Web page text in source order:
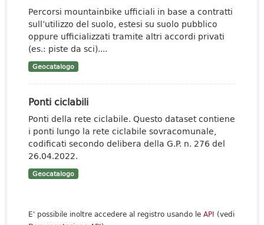
Percorsi mountainbike ufficiali in base a contratti
sull’utilizzo del suolo, estesi su suolo pubblico
oppure ufficializzati tramite altri accordi privati
(es.: piste da sci)....
Geocatalogo
Ponti ciclabili
Ponti della rete ciclabile. Questo dataset contiene
i ponti lungo la rete ciclabile sovracomunale,
codificati secondo delibera della G.P. n. 276 del
26.04.2022.
Geocatalogo
E' possibile inoltre accedere al registro usando le API (vedi